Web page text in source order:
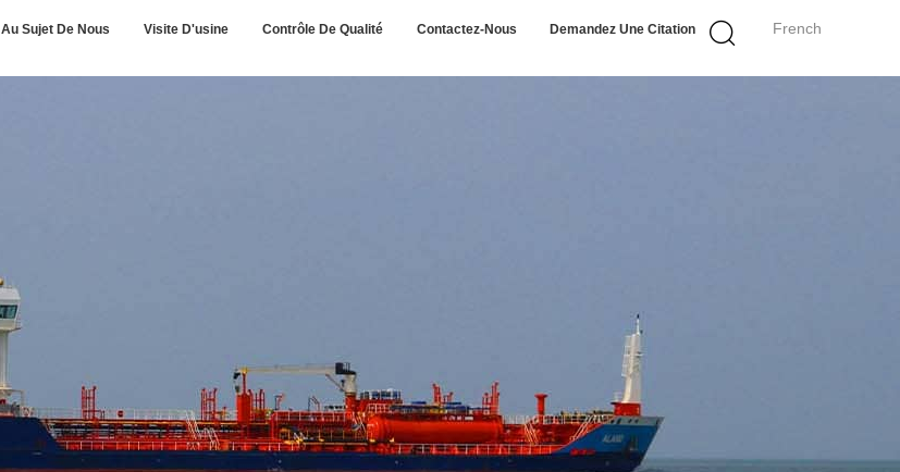
French
Au Sujet De Nous Visite D'usine Contrôle De Qualité Contactez-Nous Demandez Une Citation